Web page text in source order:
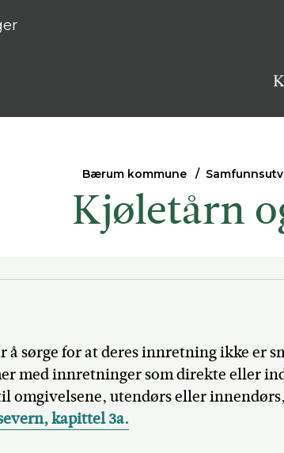
Bærum kommune
Kjøletårn
å sørge for at deres innretning ikke er
med innretninger som direkte eller
omgivelsene, utendørs eller
kapittel 3a.